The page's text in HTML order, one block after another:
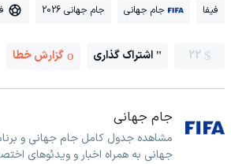
فیفا جام جهانی جام جهانی 2026
22 اشتراک گذاری گزارش خطا
جام جهانی
مشاهده جدول کامل جام جهانی و
جهانی به همراه اخبار و ویدئوهای